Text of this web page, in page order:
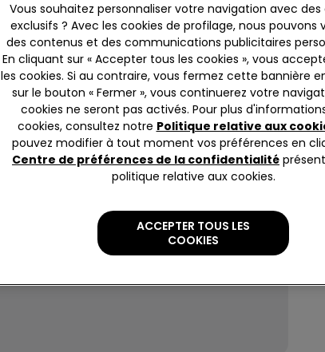
Vous souhaitez personnaliser votre navigation avec
exclusifs ? Avec les cookies de profilage, nous pouvons
des contenus et des communications publicitaires
En cliquant sur « Accepter tous les cookies », vous
les cookies. Si au contraire, vous fermez cette bannière
sur le bouton « Fermer », vous continuerez votre
cookies ne seront pas activés. Pour plus
cookies, consultez notre Politique relative aux
pouvez modifier à tout moment vos préférences en
Centre de préférences de la confidentialité
politique relative aux cookies.
ACCEPTER TOUS LES
COOKIES